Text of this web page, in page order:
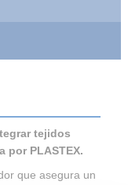
tejidos
por PLASTEX.
que asegura un